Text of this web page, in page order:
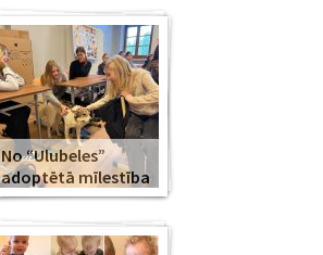
No “Ulubeles”
adoptētā mīlestība